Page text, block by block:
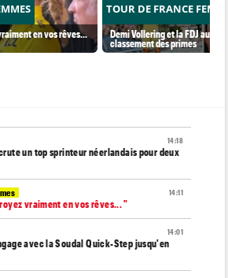
en vos rêves...
TOUR DE FRANCE
Demi Vollering et la FDJ au
classement des primes
14:18
un top sprinteur néerlandais pour deux
14:11
vraiment en vos rêves... "
14:01
avec la Soudal Quick-Step jusqu'en